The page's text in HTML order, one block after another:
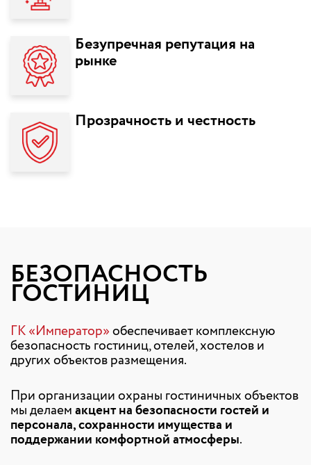
Безупречная репутация на
рынке
Прозрачность и честность
БЕЗОПАСНОСТЬ
ГОСТИНИЦ
ГК «Император»обеспечивает комплексную
безопасность гостиниц, отелей, хостелов и
других объектов размещения.
При организации охраны гостиничных объектов
мы делаемакцент на безопасности гостей и
персонала, сохранности имущества и
поддержании комфортной атмосферы.